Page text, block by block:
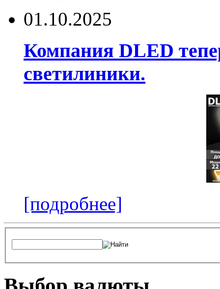
01.10.2025
Компания DLED
светилиники.
[подробнее]